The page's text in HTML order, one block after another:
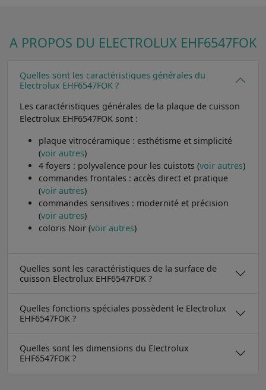
A PROPOS DU ELECTROLUX EHF6547FOK
Quelles sont les caractéristiques générales du
Electrolux EHF6547FOK ?
Les caractéristiques générales de la plaque de cuisson
Electrolux EHF6547FOK sont :
plaque vitrocéramique : esthétisme et simplicité
(voir autres)
4 foyers : polyvalence pour les cuistots (voir autres)
commandes frontales : accès direct et pratique
(voir autres)
commandes sensitives : modernité et précision
(voir autres)
coloris Noir (voir autres)
Quelles sont les caractéristiques de la surface de
cuisson Electrolux EHF6547FOK ?
Quelles fonctions spéciales possèdent le Electrolux
EHF6547FOK ?
Quelles sont les dimensions du Electrolux
EHF6547FOK ?